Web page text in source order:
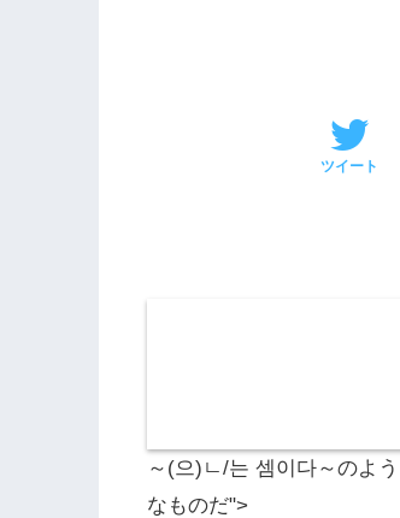
ツイート
～(으)ㄴ/는 셈이다～のよう
なものだ">